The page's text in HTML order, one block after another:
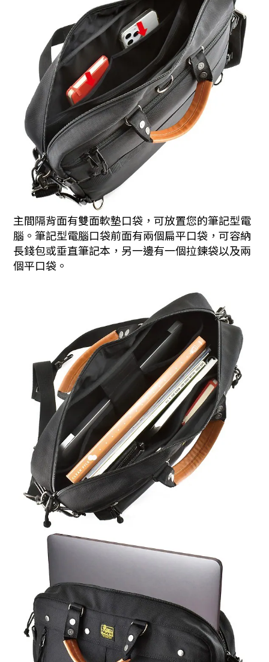
主間隔背面有雙面軟墊口袋，可放置您的筆記型電
腦。筆記型電腦口袋前面有兩個扁平口袋，可容納
長錢包或垂直筆記本，另一邊有一個拉鍊袋以及兩
個平口袋。